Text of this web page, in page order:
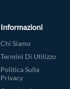
Informazioni
Chi Siamo
Termini Di Utilizzo
Politica Sulla
Privacy